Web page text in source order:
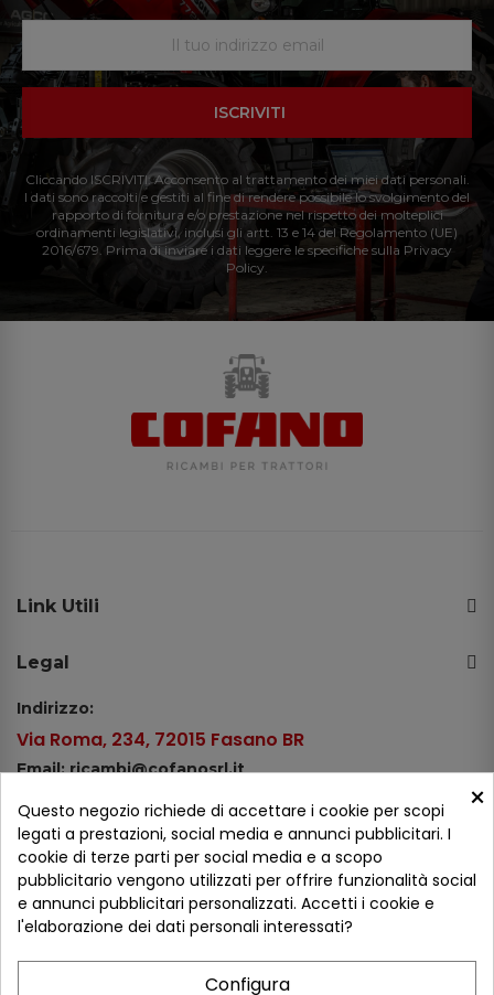
ISCRIVITI
Cliccando ISCRIVITI: Acconsento al trattamento dei miei dati personali.
I dati sono raccolti e gestiti al fine di rendere possibile lo svolgimento del
rapporto di fornitura e/o prestazione nel rispetto dei molteplici
ordinamenti legislativi, inclusi gli artt. 13 e 14 del Regolamento (UE)
2016/679. Prima di inviare i dati leggere le specifiche sulla Privacy
Policy.
Link Utili
Legal
Indirizzo:
Via Roma, 234, 72015 Fasano BR
Email: ricambi@cofanosrl.it
Tel.: +39 080 44 13 478
WhatsApp: +39 334 98 51 100
Metodi di pagamento
×
Questo negozio richiede di accettare i cookie per scopi
legati a prestazioni, social media e annunci pubblicitari. I
cookie di terze parti per social media e a scopo
pubblicitario vengono utilizzati per offrire funzionalità social
e annunci pubblicitari personalizzati. Accetti i cookie e
l'elaborazione dei dati personali interessati?
Configura